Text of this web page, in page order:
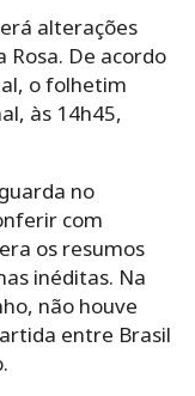
alterações
Rosa. De acordo
o folhetim
às 14h45,
no
com
os resumos
inéditas. Na
não houve
entre Brasil